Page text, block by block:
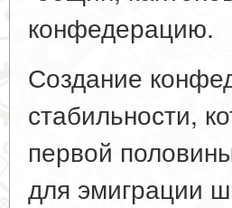
конфедерацию.
Создание
стабильности,
первой
для эмиграции